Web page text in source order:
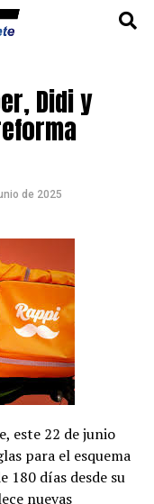
Didi y
de 2025
este 22 de junio
para el esquema
180 días desde su
nuevas